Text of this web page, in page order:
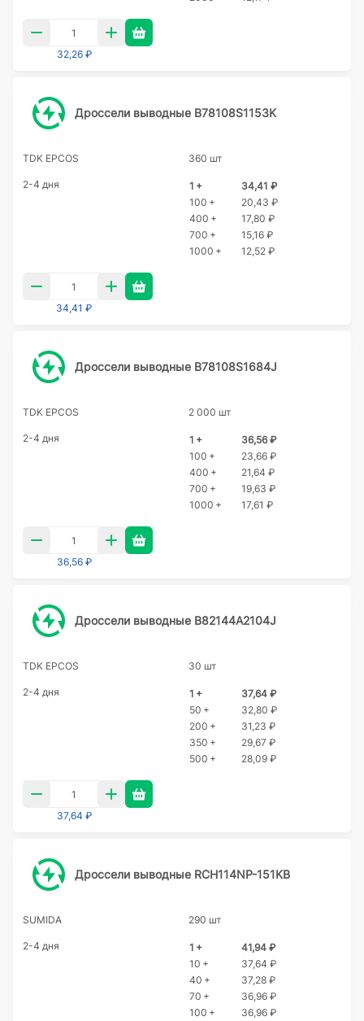
32,26 ₽
Дроссели выводные B78108S1153K
TDK EPCOS 360 шт
2-4 дня 1 +
34,41 ₽
100 +
20,43 ₽
400 +
17,80 ₽
700 +
15,16 ₽
1000 +
12,52 ₽
34,41 ₽
Дроссели выводные B78108S1684J
TDK EPCOS 2 000 шт
2-4 дня 1 +
36,56 ₽
100 +
23,66 ₽
400 +
21,64 ₽
700 +
19,63 ₽
1000 +
17,61 ₽
36,56 ₽
Дроссели выводные B82144A2104J
TDK EPCOS 30 шт
2-4 дня 1 +
37,64 ₽
50 +
32,80 ₽
200 +
31,23 ₽
350 +
29,67 ₽
500 +
28,09 ₽
37,64 ₽
Дроссели выводные RCH114NP-151KB
SUMIDA 290 шт
2-4 дня 1 +
41,94 ₽
10 +
37,64 ₽
40 +
37,28 ₽
70 +
36,96 ₽
100 +
36,96 ₽